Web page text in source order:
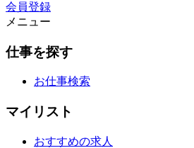
会員登録
メニュー
仕事を探す
お仕事検索
マイリスト
おすすめの求人